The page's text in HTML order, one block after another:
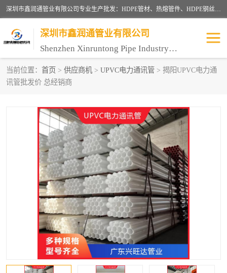
深圳市鑫润通管业有限公司专业生产批发：HDPE管材、热熔管件、HDPE钢丝骨架管、电熔管件、HDPE双壁波纹管、MPP电力管、井盖、PVC管材管件、PPR管材管件等；公司自创建以来，始终秉承“团结、务实、创新、守信”的服务宗旨，凭借专业的服务以及多年的勤奋拼搏，发展成为一家专业销售各种管材管件，绝缘电工套管及配件等系列产品的贸易公司。
深圳市鑫润通管业有限公司
Shenzhen Xinruntong Pipe Industry Co., Ltd
当前位置： 首页 > 供应商机 > UPVC电力通讯管 > 揭阳UPVC电力通
讯管批发价 总经销商
HDPE管材给水管
HDPE双壁波纹管 HDPE电力通讯管
UPVC电力通讯管 MPP电力通信管
联塑PVC管 联塑PPR管
联塑PE管 联塑家装红蓝线管